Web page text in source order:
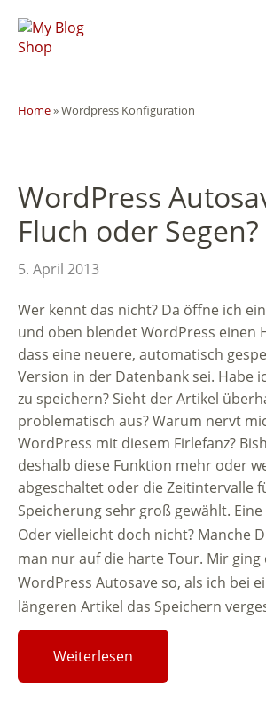
Home»Wordpress Konfiguration
WordPress
Fluch oder Segen?
5. April 2013
Wer kennt das nicht? Da öffne ich
und oben blendet WordPress einen
dass eine neuere, automatisch
Version in der Datenbank sei. Habe
zu speichern? Sieht der Artikel
problematisch aus? Warum nervt
WordPress mit diesem Firlefanz?
deshalb diese Funktion mehr oder
abgeschaltet oder die Zeitintervalle
Speicherung sehr groß gewählt.
Oder vielleicht doch nicht? Manche
man nur auf die harte Tour. Mir ging
WordPress Autosave so, als ich bei
längeren Artikel das Speichern
Weiterlesen